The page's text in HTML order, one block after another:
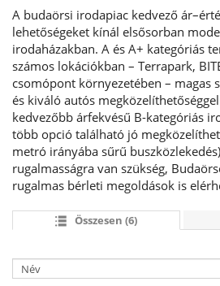
A budaörsi irodapiac kedvező
lehetőségeket kínál elsősorban
irodaházakban. A és A+ kategóriás
számos lokációkban – Terrapark,
csomópont környezetében – magas
és kiváló autós
kedvezőbb árfekvésű B-kategóriás
több opció található jó
metró irányába sűrű
rugalmasságra van szükség,
rugalmas bérleti megoldások is
Összesen (6)